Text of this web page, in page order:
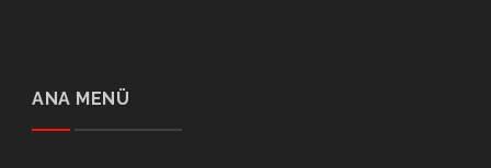
ANA MENÜ